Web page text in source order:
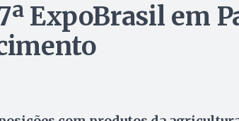
ExpoBrasil em